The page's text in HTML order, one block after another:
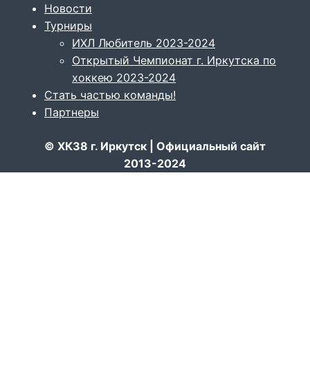
Новости
Турниры
ИХЛ Любитель 2023-2024
Открытый Чемпионат г. Иркутска по
хоккею 2023-2024
Стать частью команды!
Партнеры
© ХК38 г. Иркутск | Официальный сайт
2013-2024